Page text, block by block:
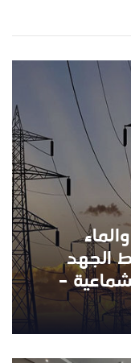
الجهد
الشماعية –